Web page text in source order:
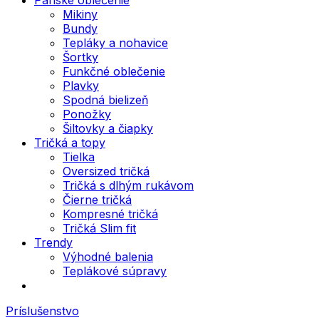
Mikiny
Bundy
Tepláky a nohavice
Šortky
Funkčné oblečenie
Plavky
Spodná bielizeň
Ponožky
Šiltovky a čiapky
Tričká a topy
Tielka
Oversized tričká
Tričká s dlhým rukávom
Čierne tričká
Kompresné tričká
Tričká Slim fit
Trendy
Výhodné balenia
Teplákové súpravy
Príslušenstvo